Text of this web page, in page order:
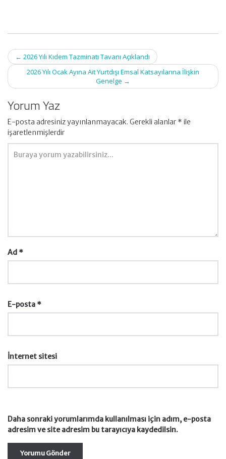
Post
navigation
← 2026 Yılı Kıdem Tazminatı Tavanı Açıklandı
2026 Yılı Ocak Ayına Ait Yurtdışı Emsal Katsayılarına İlişkin
Genelge →
Yorum Yaz
E-posta adresiniz yayınlanmayacak. Gerekli alanlar * ile
işaretlenmişlerdir
Ad *
E-posta *
İnternet sitesi
Daha sonraki yorumlarımda kullanılması için adım, e-posta
adresim ve site adresim bu tarayıcıya kaydedilsin.